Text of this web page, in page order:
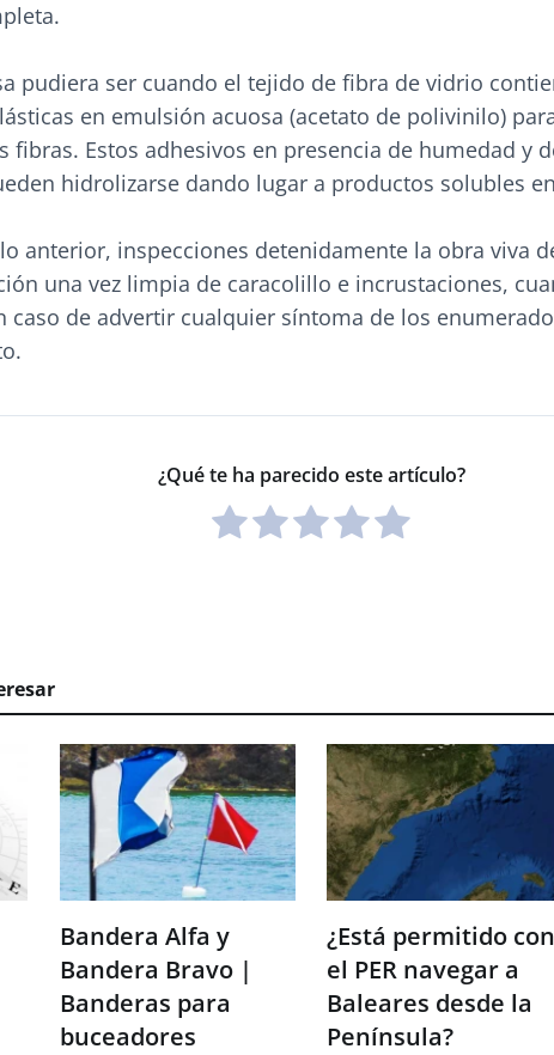
pudiera ser cuando el tejido de fibra de vidrio
en emulsión acuosa (acetato de polivinilo)
fibras. Estos adhesivos en presencia de humedad y
hidrolizarse dando lugar a productos solubles
anterior, inspecciones detenidamente la obra viva
una vez limpia de caracolillo e incrustaciones,
caso de advertir cualquier síntoma de los
¿Qué te ha parecido este artículo?
Bandera Alfa y
Bandera Bravo |
Banderas para
buceadores
¿Está permitido con
el PER navegar a
Baleares desde la
Península?